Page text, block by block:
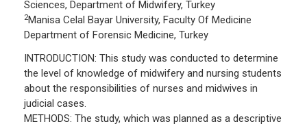
Sciences, Department of Midwifery, Turkey
2Manisa Celal Bayar University, Faculty Of Medicine
Department of Forensic Medicine, Turkey
INTRODUCTION: This study was conducted to determine
the level of knowledge of midwifery and nursing students
about the responsibilities of nurses and midwives in
judicial cases.
METHODS: The study, which was planned as a descriptive